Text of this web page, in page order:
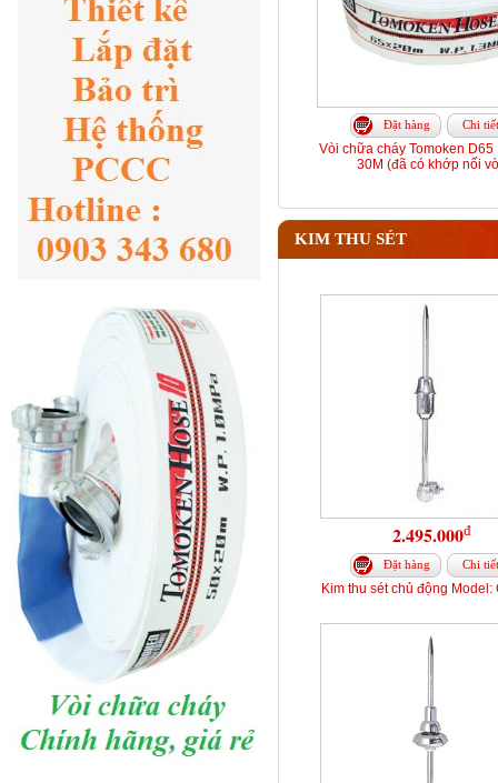
Đặt hàng Chi tiết
Vòi chữa cháy Tomoken D65
30M (đã có khớp nối
KIM THU SÉT
2.495.000đ
Đặt hàng Chi tiết
Kim thu sét chủ động Model: